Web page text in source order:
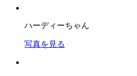
ハーディーちゃん
写真を見る